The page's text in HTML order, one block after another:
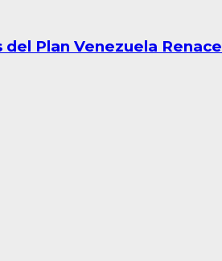
Plan Venezuela Renace